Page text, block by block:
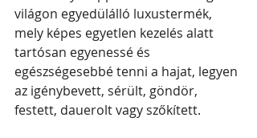
világon egyedülálló luxustermék,
mely képes egyetlen kezelés alatt
tartósan egyenessé és
egészségesebbé tenni a hajat, legyen
az igénybevett, sérült, göndör,
festett, dauerolt vagy szőkített.